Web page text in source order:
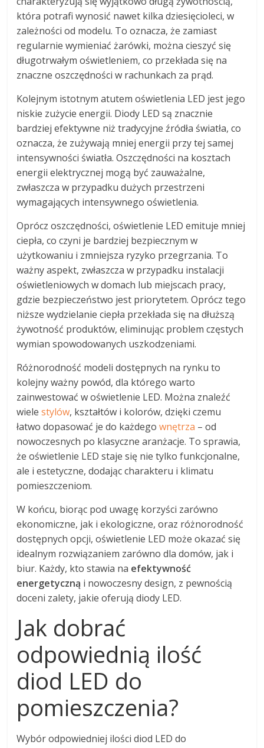
która potrafi wynosić nawet kilka dziesięcioleci, w
zależności od modelu. To oznacza, że zamiast
regularnie wymieniać żarówki, można cieszyć się
długotrwałym oświetleniem, co przekłada się na
znaczne oszczędności w rachunkach za prąd.
Kolejnym istotnym atutem oświetlenia LED jest jego
niskie zużycie energii. Diody LED są znacznie
bardziej efektywne niż tradycyjne źródła światła, co
oznacza, że zużywają mniej energii przy tej samej
intensywności światła. Oszczędności na kosztach
energii elektrycznej mogą być zauważalne,
zwłaszcza w przypadku dużych przestrzeni
wymagających intensywnego oświetlenia.
Oprócz oszczędności, oświetlenie LED emituje mniej
ciepła, co czyni je bardziej bezpiecznym w
użytkowaniu i zmniejsza ryzyko przegrzania. To
ważny aspekt, zwłaszcza w przypadku instalacji
oświetleniowych w domach lub miejscach pracy,
gdzie bezpieczeństwo jest priorytetem. Oprócz tego
niższe wydzielanie ciepła przekłada się na dłuższą
żywotność produktów, eliminując problem częstych
wymian spowodowanych uszkodzeniami.
Różnorodność modeli dostępnych na rynku to
kolejny ważny powód, dla którego warto
zainwestować w oświetlenie LED. Można znaleźć
wielestylów, kształtów i kolorów, dzięki czemu
łatwo dopasować je do każdegownętrza – od
nowoczesnych po klasyczne aranżacje. To sprawia,
że oświetlenie LED staje się nie tylko funkcjonalne,
ale i estetyczne, dodając charakteru i klimatu
pomieszczeniom.
W końcu, biorąc pod uwagę korzyści zarówno
ekonomiczne, jak i ekologiczne, oraz różnorodność
dostępnych opcji, oświetlenie LED może okazać się
idealnym rozwiązaniem zarówno dla domów, jak i
biur. Każdy, kto stawia na efektywność
energetyczną i nowoczesny design, z pewnością
doceni zalety, jakie oferują diody LED.
Jak dobrać
odpowiednią ilość
diod LED do
pomieszczenia?
Wybór odpowiedniej ilości diod LED do